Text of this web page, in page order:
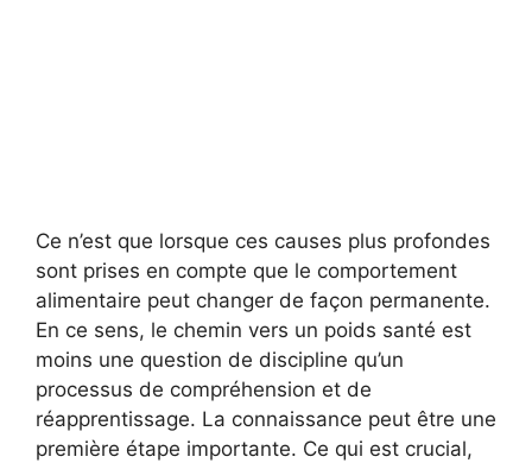
Ce n’est que lorsque ces causes plus profondes
sont prises en compte que le comportement
alimentaire peut changer de façon permanente.
En ce sens, le chemin vers un poids santé est
moins une question de discipline qu’un
processus de compréhension et de
réapprentissage. La connaissance peut être une
première étape importante. Ce qui est crucial,